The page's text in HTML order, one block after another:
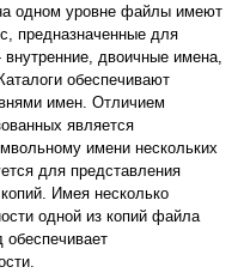
одном уровне файлы имеют
предназначенные для
двоичные имена,
обеспечивают
имен. Отличием
является
имени нескольких
для представления
Имея несколько
одной из копий файла
обеспечивает